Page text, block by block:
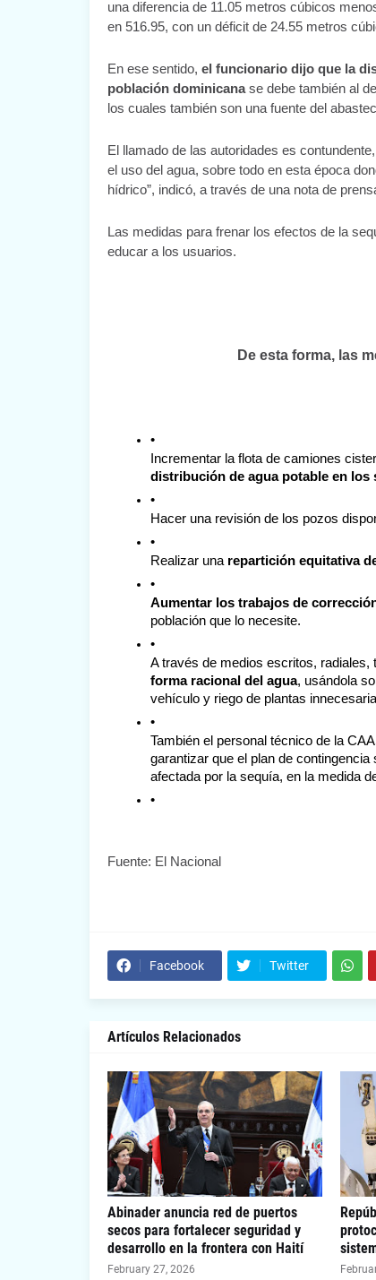
una diferencia de 11.05 metros cúbicos
en 516.95, con un déficit de 24.55 metros
En ese sentido, el funcionario dijo que la
población dominicana se debe también al
los cuales también son una fuente del
El llamado de las autoridades es contundente,
el uso del agua, sobre todo en esta época
hídrico”, indicó, a través de una nota de
Las medidas para frenar los efectos de la
educar a los usuarios.
De esta forma, las
distribución de agua potable en los
Hacer una revisión de los pozos
Realizar una repartición equitativa
Aumentar los trabajos de
población que lo necesite.
A través de medios escritos,
forma racional del agua, usándola
vehículo y riego de plantas
También el personal técnico de la
garantizar que el plan de
afectada por la sequía, en la medida
Fuente: El Nacional
Facebook Twitter
Artículos Relacionados
Abinader anuncia red de puertos
secos para fortalecer seguridad y
desarrollo en la frontera con Haití
February 27, 2026